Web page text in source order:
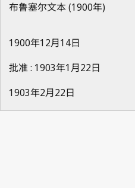
布鲁塞尔文本 (1900年)
1900年12月14日
批准 : 1903年1月22日
1903年2月22日